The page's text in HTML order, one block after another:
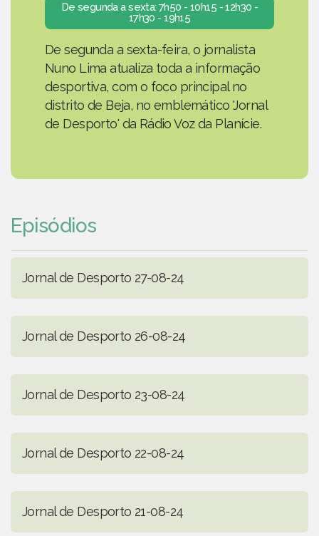
De segunda a sexta: 7h50 - 10h15 - 12h30 -
17h30 - 19h15
De segunda a sexta-feira, o jornalista
Nuno Lima atualiza toda a informação
desportiva, com o foco principal no
distrito de Beja, no emblemático 'Jornal
de Desporto' da Rádio Voz da Planície.
Episódios
Jornal de Desporto 27-08-24
Jornal de Desporto 26-08-24
Jornal de Desporto 23-08-24
Jornal de Desporto 22-08-24
Jornal de Desporto 21-08-24